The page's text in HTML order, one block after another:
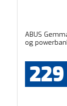
ABUS
og
229